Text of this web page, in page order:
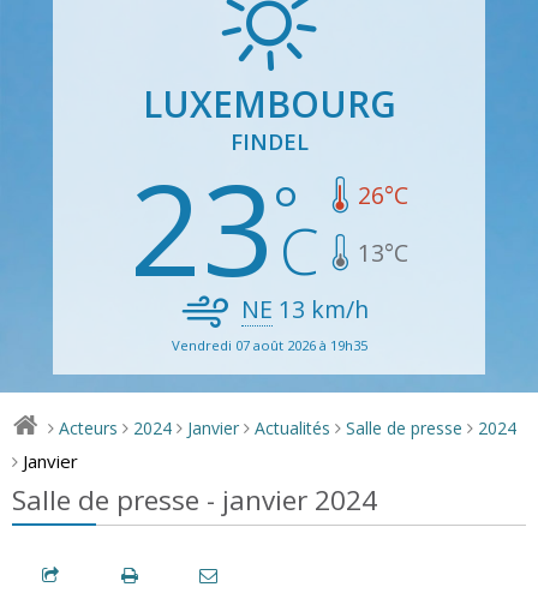
LUXEMBOURG
FINDEL
23 26°C
13°C
NE 13 km/h
Vendredi 07 août 2026 à 19h35
> Acteurs > 2024 > Janvier > Actualités > Salle de presse > 2024
> Janvier
Salle de presse - janvier 2024